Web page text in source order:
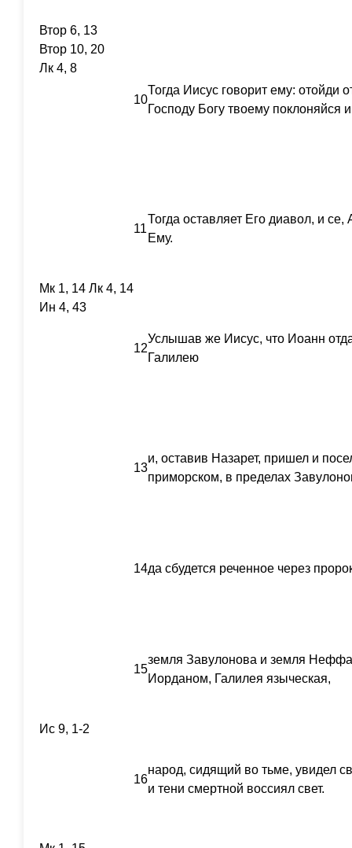
Втор 6, 13
Втор 10, 20
Лк 4, 8
10
Тогда Иисус говорит ему: отойди
Господу Богу твоему поклоняйся
11
Тогда оставляет Его диавол, и
Ему.
Мк 1, 14 Лк 4, 14
Ин 4, 43
12
Услышав же Иисус, что Иоанн
Галилею
13
и, оставив Назарет, пришел и
приморском, в пределах
14да сбудется реченное через
15
земля Завулонова и земля
Иорданом, Галилея языческая,
Ис 9, 1-2
16
народ, сидящий во тьме, увидел
и тени смертной воссиял свет.